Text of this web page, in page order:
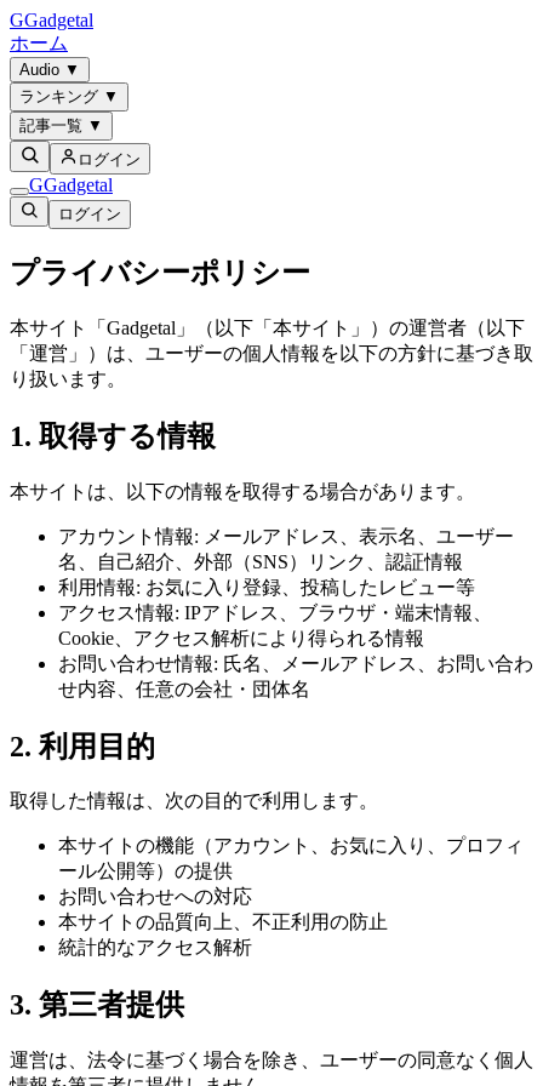
GGadgetal
ホーム
Audio ▼
ランキング ▼
記事一覧 ▼
ログイン
GGadgetal
ログイン
プライバシーポリシー
本サイト「Gadgetal」（以下「本サイト」）の運営者（以下
「運営」）は、ユーザーの個人情報を以下の方針に基づき取
り扱います。
1. 取得する情報
本サイトは、以下の情報を取得する場合があります。
アカウント情報: メールアドレス、表示名、ユーザー
名、自己紹介、外部（SNS）リンク、認証情報
利用情報: お気に入り登録、投稿したレビュー等
アクセス情報: IPアドレス、ブラウザ・端末情報、
Cookie、アクセス解析により得られる情報
お問い合わせ情報: 氏名、メールアドレス、お問い合わ
せ内容、任意の会社・団体名
2. 利用目的
取得した情報は、次の目的で利用します。
本サイトの機能（アカウント、お気に入り、プロフィ
ール公開等）の提供
お問い合わせへの対応
本サイトの品質向上、不正利用の防止
統計的なアクセス解析
3. 第三者提供
運営は、法令に基づく場合を除き、ユーザーの同意なく個人